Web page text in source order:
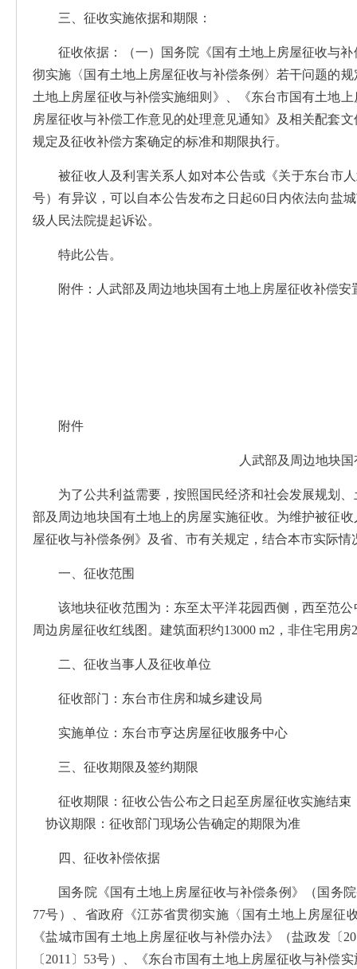
三、征收实施依据和期限：
征收依据：（一）国务院《国有土地上房屋征收与
彻实施〈国有土地上房屋征收与补偿条例〉若干问题的
土地上房屋征收与补偿实施细则》、《东台市国有土地
房屋征收与补偿工作意见的处理意见通知》及相关配套
规定及征收补偿方案确定的标准和期限执行。
被征收人及利害关系人如对本公告或《关于东台市
号）有异议，可以自本公告发布之日起60日内依法向盐
级人民法院提起诉讼。
特此公告。
附件：人武部及周边地块国有土地上房屋征收补偿安
附件
人武部及周边地块
为了公共利益需要，按照国民经济和社会发展规划
部及周边地块国有土地上的房屋实施征收。为维护被征
屋征收与补偿条例》及省、市有关规定，结合本市实际
一、征收范围
该地块征收范围为：东至太平洋花园西侧，西至范
周边房屋征收红线图。建筑面积约13000 m2，非住宅用房
二、征收当事人及征收单位
征收部门：东台市住房和城乡建设局
实施单位：东台市亨达房屋征收服务中心
三、征收期限及签约期限
征收期限：征收公告公布之日起至房屋征收实施结束
协议期限：征收部门现场公告确定的期限为准
四、征收补偿依据
国务院《国有土地上房屋征收与补偿条例》（国务
77号）、省政府《江苏省贯彻实施〈国有土地上房屋征
《盐城市国有土地上房屋征收与补偿办法》（盐政发〔
〔2011〕53号）、《东台市国有土地上房屋征收与补偿